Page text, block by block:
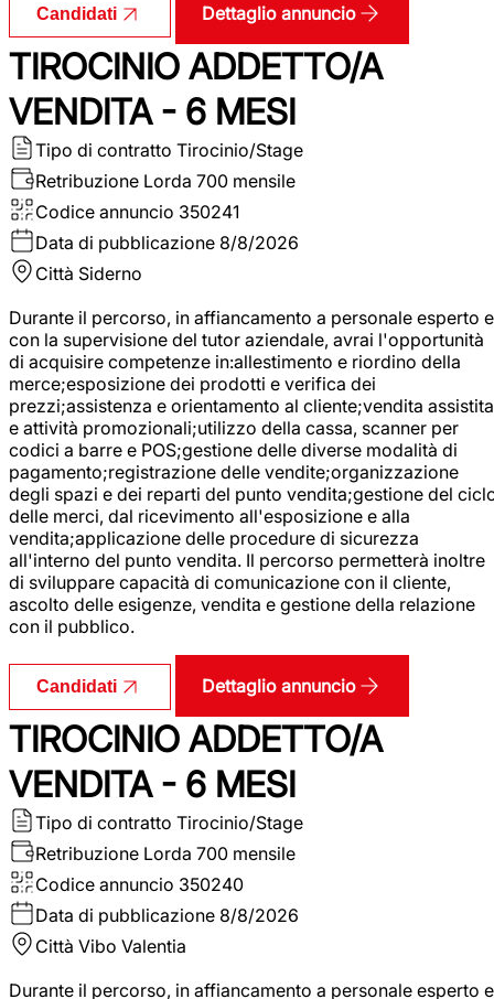
Candidati Dettaglio annuncio
TIROCINIO ADDETTO/A
VENDITA - 6 MESI
Tipo di contratto Tirocinio/Stage
Retribuzione Lorda 700 mensile
Codice annuncio 350241
Data di pubblicazione 8/8/2026
Città Siderno
Durante il percorso, in affiancamento a personale esperto e
con la supervisione del tutor aziendale, avrai l'opportunità
di acquisire competenze in:allestimento e riordino della
merce;esposizione dei prodotti e verifica dei
prezzi;assistenza e orientamento al cliente;vendita assistita
e attività promozionali;utilizzo della cassa, scanner per
codici a barre e POS;gestione delle diverse modalità di
pagamento;registrazione delle vendite;organizzazione
degli spazi e dei reparti del punto vendita;gestione del
delle merci, dal ricevimento all'esposizione e alla
vendita;applicazione delle procedure di sicurezza
all'interno del punto vendita. Il percorso permetterà inoltre
di sviluppare capacità di comunicazione con il cliente,
ascolto delle esigenze, vendita e gestione della relazione
con il pubblico.
Candidati Dettaglio annuncio
TIROCINIO ADDETTO/A
VENDITA - 6 MESI
Tipo di contratto Tirocinio/Stage
Retribuzione Lorda 700 mensile
Codice annuncio 350240
Data di pubblicazione 8/8/2026
Città Vibo Valentia
Durante il percorso, in affiancamento a personale esperto e